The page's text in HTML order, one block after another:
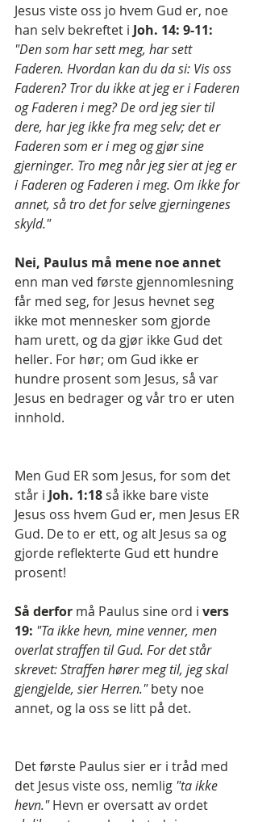
Jesus viste oss jo hvem Gud er, noe
han selv bekreftet i Joh. 14: 9-11:
"Den som har sett meg, har sett
Faderen. Hvordan kan du da si: Vis oss
Faderen? Tror du ikke at jeg er i Faderen
og Faderen i meg? De ord jeg sier til
dere, har jeg ikke fra meg selv; det er
Faderen som er i meg og gjør sine
gjerninger. Tro meg når jeg sier at jeg er
i Faderen og Faderen i meg. Om ikke for
annet, så tro det for selve gjerningenes
skyld."
Nei, Paulus må mene noe annet
enn man ved første gjennomlesning
får med seg, for Jesus hevnet seg
ikke mot mennesker som gjorde
ham urett, og da gjør ikke Gud det
heller. For hør; om Gud ikke er
hundre prosent som Jesus, så var
Jesus en bedrager og vår tro er uten
innhold.
Men Gud ER som Jesus, for som det
står i Joh. 1:18 så ikke bare viste
Jesus oss hvem Gud er, men Jesus ER
Gud. De to er ett, og alt Jesus sa og
gjorde reflekterte Gud ett hundre
prosent!
Så derfor må Paulus sine ord i vers
19: "Ta ikke hevn, mine venner, men
overlat straffen til Gud. For det står
skrevet: Straffen hører meg til, jeg skal
gjengjelde, sier Herren." bety noe
annet, og la oss se litt på det.
Det første Paulus sier er i tråd med
det Jesus viste oss, nemlig "ta ikke
hevn." Hevn er oversatt av ordet